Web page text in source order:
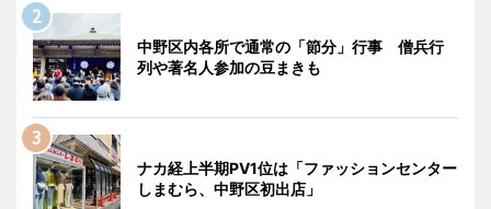
中野区内各所で通常の「節分」行事 僧兵行
列や著名人参加の豆まきも
ナカ経上半期PV1位は「ファッションセンター
しまむら、中野区初出店」